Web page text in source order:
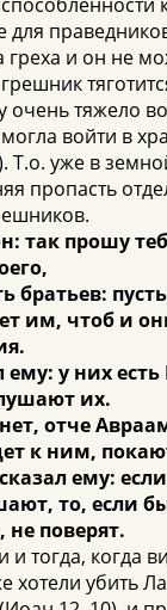
для
и он не
очень тяжело
войти в
Т.о. уже в
пропасть
так прошу
братьев:
им, чтоб и
ему: у них
их.
отче
к ним,
ему:
то, если
не поверят.
и тогда, когда
хотели убить